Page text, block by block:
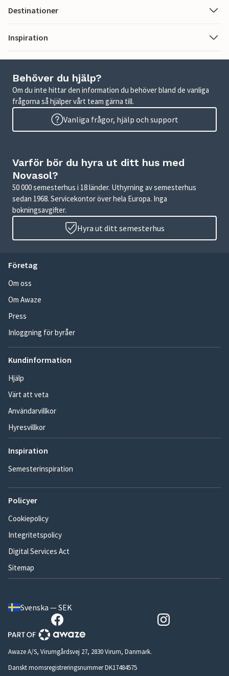
Destinationer
Inspiration
Behöver du hjälp?
Om du inte hittar den information du behöver bland de vanliga
frågorna så hjälper vårt team gärna till.
Vanliga frågor, hjälp och support
Varför bör du hyra ut ditt hus med
Novasol?
50 000 semesterhus i 18 länder. Uthyrning av semesterhus
sedan 1968. Servicekontor över hela Europa. Inga
bokningsavgifter.
Hyra ut ditt semesterhus
Företag
Om oss
Om Awaze
Press
Inloggning för byråer
Kundinformation
Hjälp
Värt att veta
Användarvillkor
Hyresvillkor
Inspiration
Semesterinspiration
Policyer
Cookiepolicy
Integritetspolicy
Digital Services Act
Sitemap
Svenska — SEK
Awaze A/S, Virumgårdsvej 27, 2830 Virum, Danmark.
Danskt momsregistreringsnummer DK17484575